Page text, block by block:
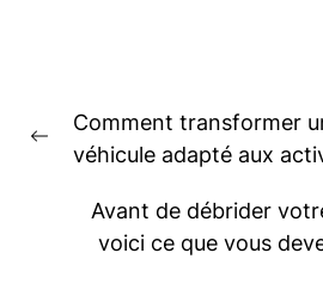
de
l’article
Previous
Comment transformer
véhicule adapté aux
Avant de débrider
voici ce que vous